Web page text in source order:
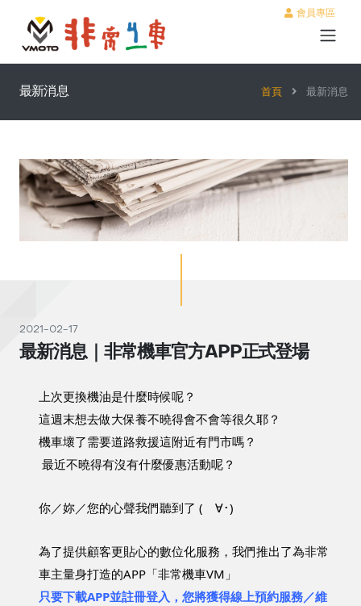
會員專區
最新消息 首頁 最新消息
2021-02-17
最新消息｜非常機車官方APP正式登場
上次更換機油是什麼時候呢？
這週末想去做大保養不曉得會不會等很久耶？
機車壞了需要道路救援這附近有門市嗎？
最近不曉得有沒有什麼優惠活動呢？
你／妳／您的心聲我們聽到了 (ゝ∀･)
為了提供顧客更貼心的數位化服務，我們推出了為非常
車主量身打造的APP「非常機車VM」
只要下載APP並註冊登入，您將獲得線上預約服務／維